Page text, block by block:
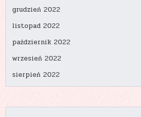
grudzień 2022
listopad 2022
październik 2022
wrzesień 2022
sierpień 2022